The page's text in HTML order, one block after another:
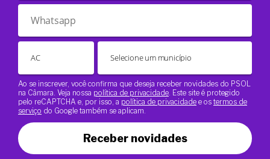
Ao se inscrever, você confirma que deseja receber novidades do PSOL
na Câmara. Veja nossa política de privacidade . Este site é protegido
pelo reCAPTCHA e, por isso, a política de privacidade e os termos de
serviço do Google também se aplicam.
Receber novidades